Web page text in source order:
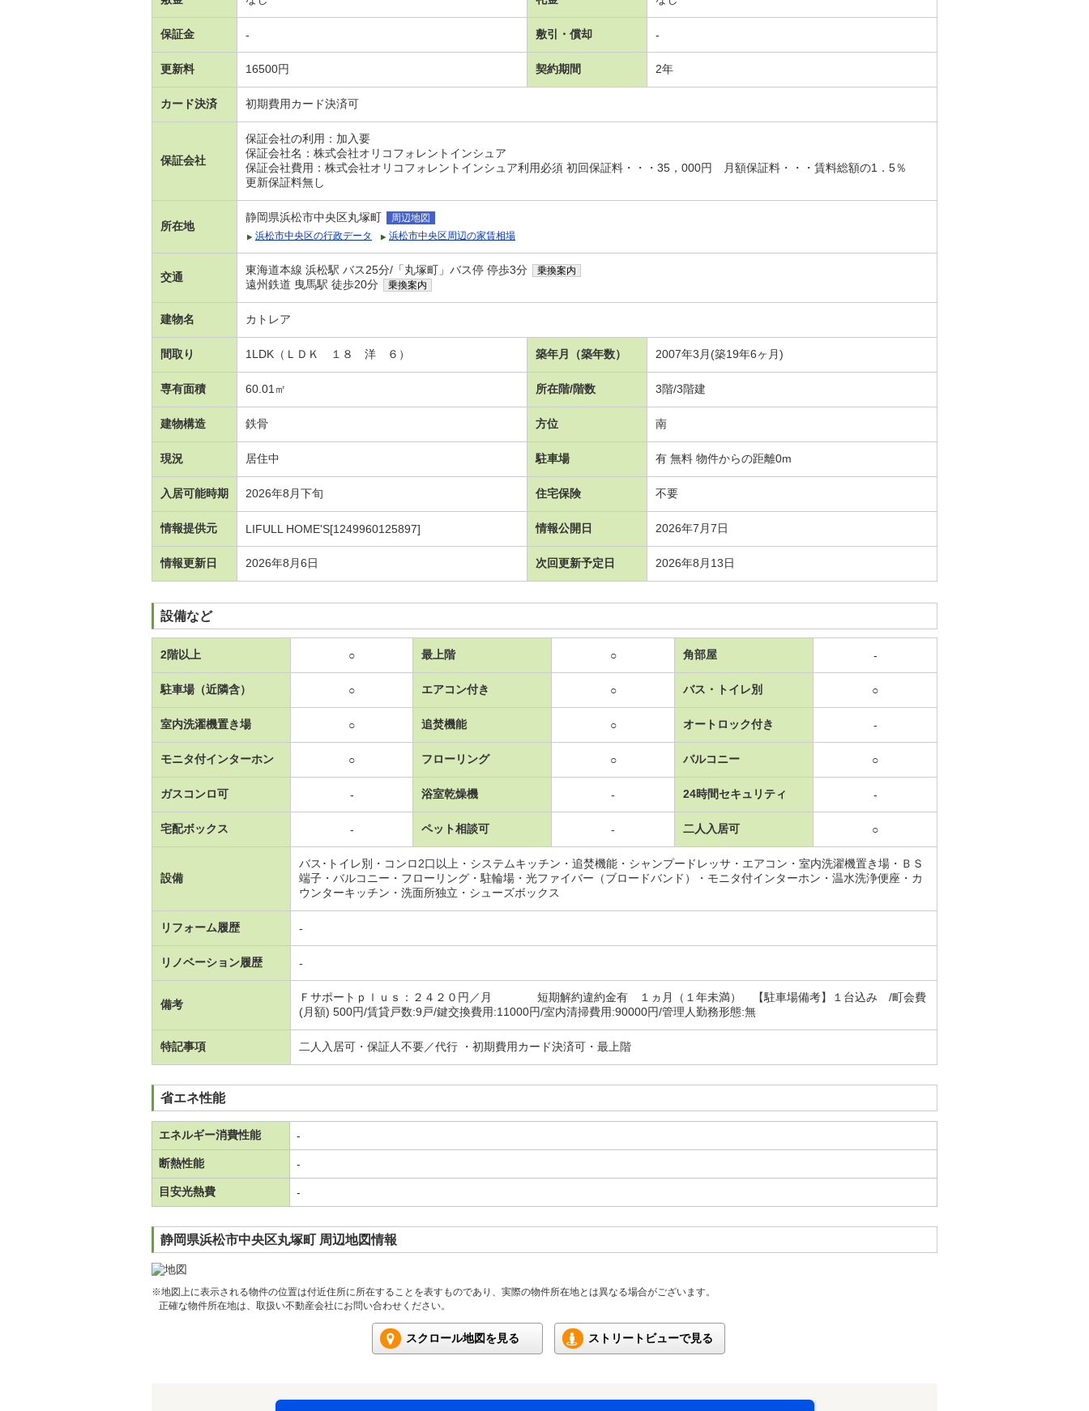
保証金 - 敷引・償却 -
更新料 16500円 契約期間 2年
カード決済 初期費用カード決済可
保証会社
保証会社の利用：加入要
保証会社名：株式会社オリコフォレントインシュア
保証会社費用：株式会社オリコフォレントインシュア利用必須 初回保証料・・・35，000円 月額保証料・・・賃料総額の1．5％
更新保証料無し
所在地
静岡県浜松市中央区丸塚町
周辺地図
浜松市中央区の行政データ
浜松市中央区周辺の家賃相場
交通
東海道本線 浜松駅 バス25分/「丸塚町」バス停 停歩3分 乗換案内
遠州鉄道 曳馬駅 徒歩20分 乗換案内
建物名 カトレア
間取り 1LDK（ＬＤＫ １８ 洋 ６） 築年月（築年数） 2007年3月(築19年6ヶ月)
専有面積 60.01㎡ 所在階/階数 3階/3階建
建物構造 鉄骨 方位 南
現況 居住中 駐車場 有 無料 物件からの距離0m
入居可能時期 2026年8月下旬 住宅保険 不要
情報提供元 LIFULL HOME'S[1249960125897] 情報公開日 2026年7月7日
情報更新日 2026年8月6日 次回更新予定日 2026年8月13日
設備など
2階以上 ○ 最上階 ○ 角部屋 -
駐車場（近隣含） ○ エアコン付き ○ バス・トイレ別 ○
室内洗濯機置き場 ○ 追焚機能 ○ オートロック付き -
モニタ付インターホン ○ フローリング ○ バルコニー ○
ガスコンロ可 - 浴室乾燥機 - 24時間セキュリティ -
宅配ボックス - ペット相談可 - 二人入居可 ○
設備
バス･トイレ別・コンロ2口以上・システムキッチン・追焚機能・シャンプードレッサ・エアコン・室内洗濯機置き場・ＢＳ
端子・バルコニー・フローリング・駐輪場・光ファイバー（ブロードバンド）・モニタ付インターホン・温水洗浄便座・カ
ウンターキッチン・洗面所独立・シューズボックス
リフォーム履歴 -
リノベーション履歴 -
備考
Ｆサポートｐｌｕｓ：２４２０円／月 短期解約違約金有 １ヵ月（１年未満） 【駐車場備考】１台込み /町会費
(月額) 500円/賃貸戸数:9戸/鍵交換費用:11000円/室内清掃費用:90000円/管理人勤務形態:無
特記事項 二人入居可・保証人不要／代行 ・初期費用カード決済可・最上階
省エネ性能
エネルギー消費性能 -
断熱性能 -
目安光熱費 -
静岡県浜松市中央区丸塚町 周辺地図情報
※地図上に表示される物件の位置は付近住所に所在することを表すものであり、実際の物件所在地とは異なる場合がございます。
正確な物件所在地は、取扱い不動産会社にお問い合わせください。
スクロール地図を見る ストリートビューで見る